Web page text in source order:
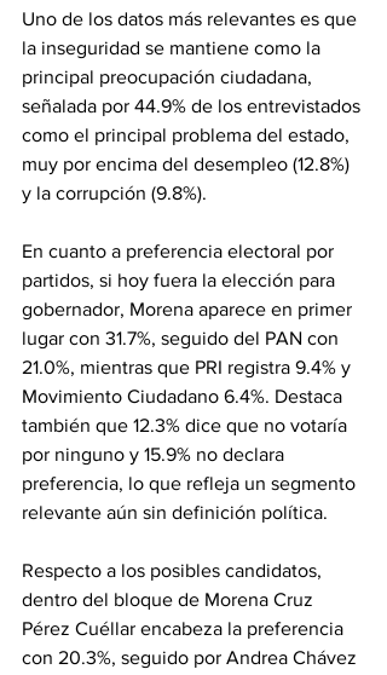
Uno de los datos más relevantes es que
la inseguridad se mantiene como la
principal preocupación ciudadana,
señalada por 44.9% de los entrevistados
como el principal problema del estado,
muy por encima del desempleo (12.8%)
y la corrupción (9.8%).
En cuanto a preferencia electoral por
partidos, si hoy fuera la elección para
gobernador, Morena aparece en primer
lugar con 31.7%, seguido del PAN con
21.0%, mientras que PRI registra 9.4% y
Movimiento Ciudadano 6.4%. Destaca
también que 12.3% dice que no votaría
por ninguno y 15.9% no declara
preferencia, lo que refleja un segmento
relevante aún sin definición política.
Respecto a los posibles candidatos,
dentro del bloque de Morena Cruz
Pérez Cuéllar encabeza la preferencia
con 20.3%, seguido por Andrea Chávez